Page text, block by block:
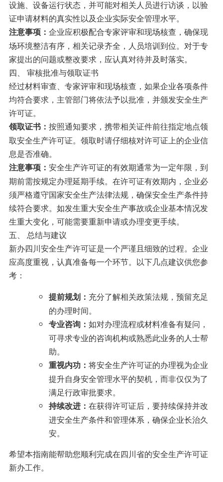
设施、设备运行状态，并可能对相关人员进行访谈，以验
证申请材料的真实性以及企业实际安全管理水平。
注意事项： 企业应积极配合专家评审和现场核查，确保现
场环境整洁有序，相关记录齐全，人员培训到位。对于专
家提出的问题或整改要求，应认真对待并及时落实。
四、 审核批准与领取证书
经过材料审查、专家评审和现场核查，如果企业各项条件
均符合要求，主管部门将依法予以批准，并颁发安全生产
许可证。
领取证书： 按照通知要求，携带相关证件前往指定地点领
取安全生产许可证。领取时请仔细核对许可证上的企业信
息是否准确。
注意事项： 安全生产许可证的有效期通常为一定年限，到
期前需按规定办理延期手续。在许可证有效期内，企业必
须严格遵守国家安全生产法律法规，确保安全生产条件持
续符合要求。如发生重大安全生产事故或企业基本情况发
生重大变化，可能需要重新申请或办理变更手续。
五、 总结与建议
新办四川安全生产许可证是一个严谨且细致的过程。企业
应高度重视，认真准备每一个环节。以下几点建议供您参
考：
提前规划： 充分了解相关政策法规，预留充足
的办理时间。
专业咨询： 如对办理流程或材料准备有疑问，
可寻求专业的咨询机构或熟悉此业务的人士帮
助。
重视内功： 将安全生产许可证的办理视为企业
提升自身安全管理水平的契机，而非仅仅为了
满足行政审批要求。
持续改进： 在获得许可证后，要持续保持并改
进安全生产条件和管理体系，确保企业长治久
安。
希望本指南能帮助您顺利完成在四川省的安全生产许可证
新办工作。